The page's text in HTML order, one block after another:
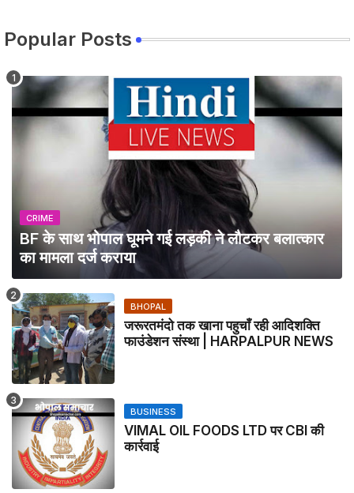
Popular Posts
CRIME
BF के साथ भोपाल घूमने गई लड़की ने लौटकर बलात्कार
का मामला दर्ज कराया
BHOPAL
जरूरतमंदो तक खाना पहुचाँ रही आदिशक्ति
फाउंडेशन संस्था | HARPALPUR NEWS
BUSINESS
VIMAL OIL FOODS LTD पर CBI की
कार्रवाई